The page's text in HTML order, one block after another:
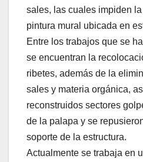
sales, las cuales impiden
pintura mural ubicada en
Entre los trabajos que se
se encuentran la
ribetes, además de la
sales y materia orgánica,
reconstruidos sectores
de la palapa y se
soporte de la estructura.
Actualmente se trabaja en